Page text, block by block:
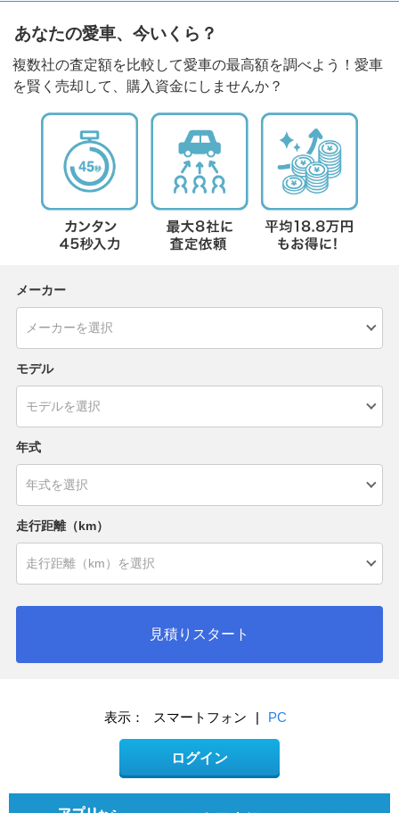
あなたの愛車、今いくら？
複数社の査定額を比較して愛車の最高額を調べよう！愛車
を賢く売却して、購入資金にしませんか？
メーカー
モデル
年式
走行距離（km）
見積りスタート
表示： スマートフォン | PC
ログイン